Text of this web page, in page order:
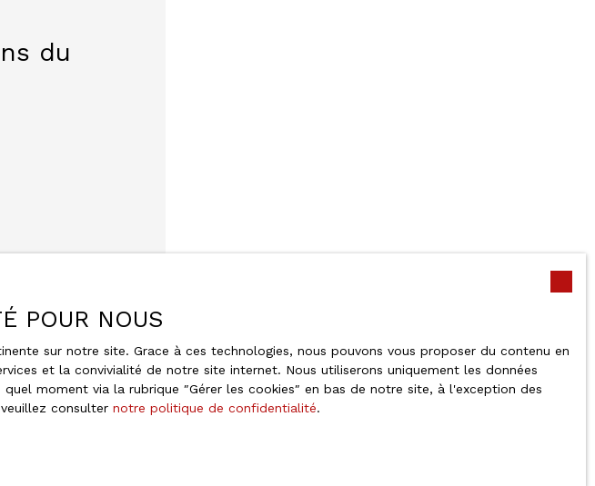
du
POUR NOUS
sur notre site. Grace à ces technologies, nous pouvons vous proposer du contenu en
et la convivialité de notre site internet. Nous utiliserons uniquement les données
moment via la rubrique ″Gérer les cookies″ en bas de notre site, à l'exception des
consulter notre politique de confidentialité.